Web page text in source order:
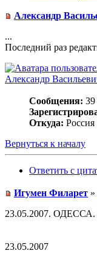
Александр
...
Последний раз
Александр
Сообщения: 39
Откуда: Россия
Вернуться к началу
Ответить с
Игумен Филарет
23.05.2007. ОДЕССА.
23.05.2007